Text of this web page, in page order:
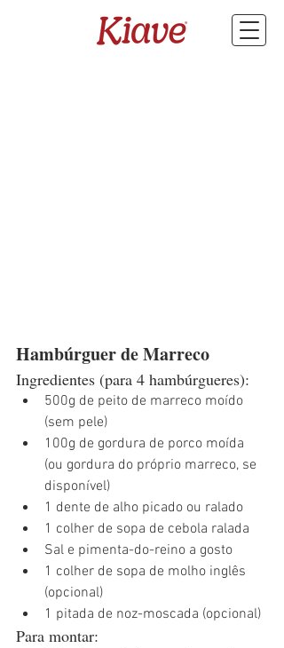
Hambúrguer de Marreco
Ingredientes (para 4 hambúrgueres):
500g de peito de marreco moído
(sem pele)
100g de gordura de porco moída
(ou gordura do próprio marreco, se
disponível)
1 dente de alho picado ou ralado
1 colher de sopa de cebola ralada
Sal e pimenta-do-reino a gosto
1 colher de sopa de molho inglês
(opcional)
1 pitada de noz-moscada (opcional)
Para montar: